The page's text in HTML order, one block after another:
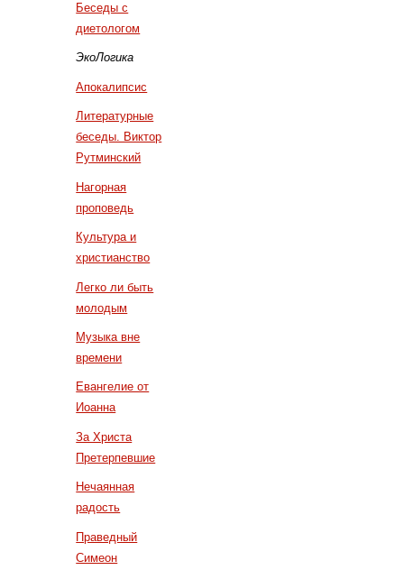
Беседы с
диетологом
ЭкоЛогика
Апокалипсис
Литературные
беседы. Виктор
Рутминский
Нагорная
проповедь
Культура и
христианство
Легко ли быть
молодым
Музыка вне
времени
Евангелие от
Иоанна
За Христа
Претерпевшие
Нечаянная
радость
Праведный
Симеон